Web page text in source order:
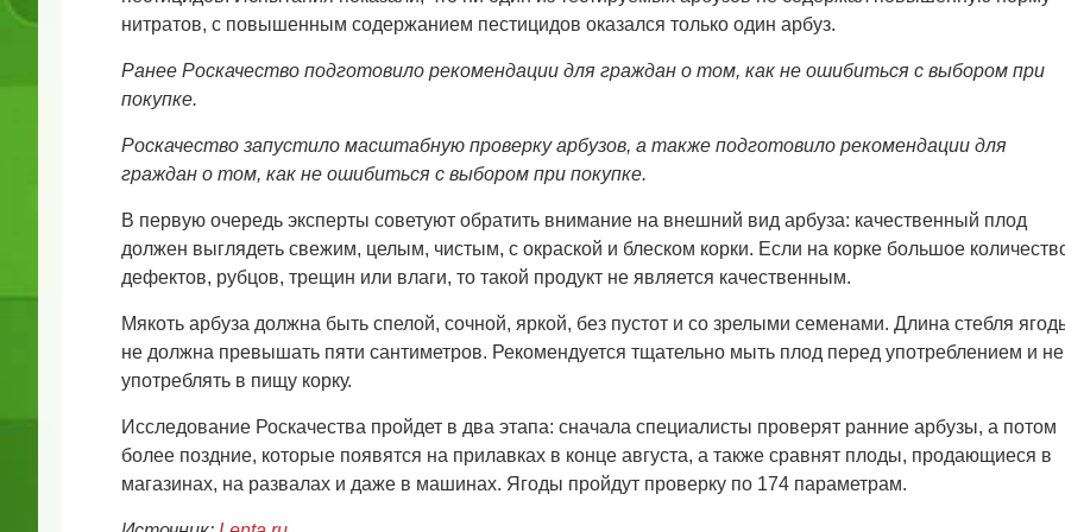
нитратов, с повышенным содержанием пестицидов оказался только один арбуз.
Ранее Роскачество подготовило рекомендации для граждан о том, как не ошибиться с выбором при
покупке.
Роскачество запустило масштабную проверку арбузов, а также подготовило рекомендации для
граждан о том, как не ошибиться с выбором при покупке.
В первую очередь эксперты советуют обратить внимание на внешний вид арбуза: качественный плод
должен выглядеть свежим, целым, чистым, с окраской и блеском корки. Если на корке большое
дефектов, рубцов, трещин или влаги, то такой продукт не является качественным.
Мякоть арбуза должна быть спелой, сочной, яркой, без пустот и со зрелыми семенами. Длина стебля
не должна превышать пяти сантиметров. Рекомендуется тщательно мыть плод перед употреблением и не
употреблять в пищу корку.
Исследование Роскачества пройдет в два этапа: сначала специалисты проверят ранние арбузы, а потом
более поздние, которые появятся на прилавках в конце августа, а также сравнят плоды, продающиеся в
магазинах, на развалах и даже в машинах. Ягоды пройдут проверку по 174 параметрам.